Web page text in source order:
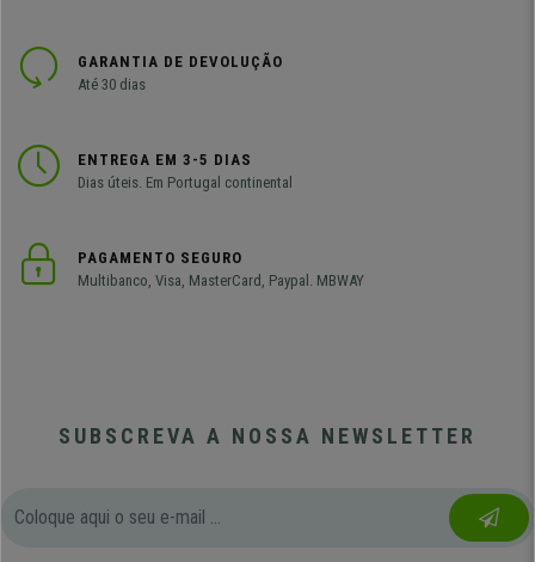
GARANTIA DE DEVOLUÇÃO
Até 30 dias
ENTREGA EM 3-5 DIAS
Dias úteis. Em Portugal continental
PAGAMENTO SEGURO
Multibanco, Visa, MasterCard, Paypal. MBWAY
SUBSCREVA A NOSSA NEWSLETTER